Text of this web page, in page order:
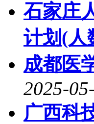
石家庄
计划(人
成都医
2025-
广西科